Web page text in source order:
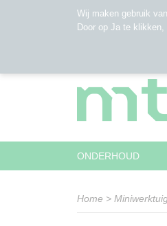
ONDERHOUD
Home >
Wij maken gebruik
Door op Ja te